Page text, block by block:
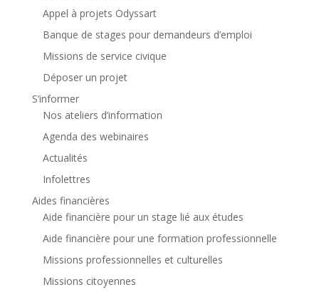
Appel à projets Odyssart
Banque de stages pour demandeurs d’emploi
Missions de service civique
Déposer un projet
S’informer
Nos ateliers d’information
Agenda des webinaires
Actualités
Infolettres
Aides financières
Aide financière pour un stage lié aux études
Aide financière pour une formation professionnelle
Missions professionnelles et culturelles
Missions citoyennes